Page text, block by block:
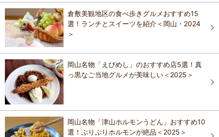
倉敷美観地区の食べ歩きグルメおすすめ15
選！ランチとスイーツを紹介＜岡山・2024
＞
岡山名物「えびめし」のおすすめ店5選！真
っ黒なご当地グルメが美味しい＜2025＞
岡山名物「津山ホルモンうどん」おすすめ10
選！ぷりぷりホルモンが絶品＜2025＞